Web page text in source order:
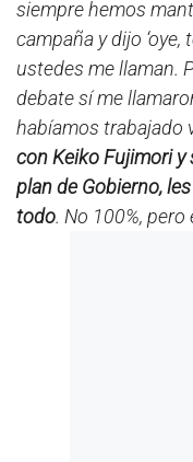
siempre hemos
campaña y dijo ‘oye,
ustedes me llaman.
debate sí me
habíamos trabajado
con Keiko Fujimori y
plan de Gobierno,
todo. No 100%, pero